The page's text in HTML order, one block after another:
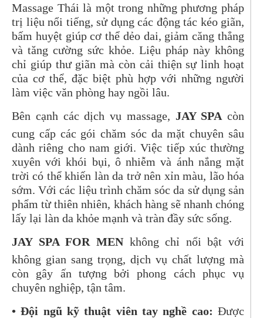
Massage Thái là một trong những phương pháp
trị liệu nổi tiếng, sử dụng các động tác kéo giãn,
bấm huyệt giúp cơ thể dẻo dai, giảm căng thẳng
và tăng cường sức khỏe. Liệu pháp này không
chỉ giúp thư giãn mà còn cải thiện sự linh hoạt
của cơ thể, đặc biệt phù hợp với những người
làm việc văn phòng hay ngồi lâu.
Bên cạnh các dịch vụ massage, JAY SPA còn
cung cấp các gói chăm sóc da mặt chuyên sâu
dành riêng cho nam giới. Việc tiếp xúc thường
xuyên với khói bụi, ô nhiễm và ánh nắng mặt
trời có thể khiến làn da trở nên xỉn màu, lão hóa
sớm. Với các liệu trình chăm sóc da sử dụng sản
phẩm từ thiên nhiên, khách hàng sẽ nhanh chóng
lấy lại làn da khỏe mạnh và tràn đầy sức sống.
JAY SPA FOR MEN không chỉ nổi bật với
không gian sang trọng, dịch vụ chất lượng mà
còn gây ấn tượng bởi phong cách phục vụ
chuyên nghiệp, tận tâm.
• Đội ngũ kỹ thuật viên tay nghề cao: Được